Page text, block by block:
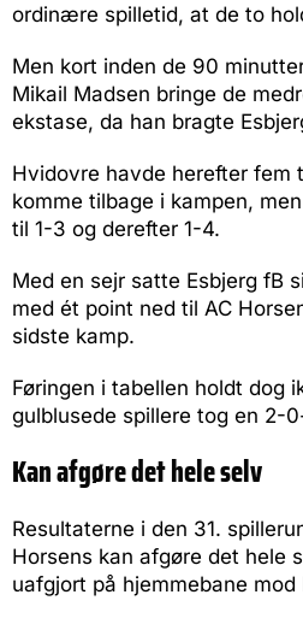
ordinære spilletid, at de to
Men kort inden de 90
Mikail Madsen bringe de
ekstase, da han bragte
Hvidovre havde herefter
komme tilbage i kampen,
til 1-3 og derefter 1-4.
Med en sejr satte Esbjerg fB
med ét point ned til AC
sidste kamp.
Føringen i tabellen holdt dog
gulblusede spillere tog en 2-
Kan afgøre det hele selv
Resultaterne i den 31.
Horsens kan afgøre det hele
uafgjort på hjemmebane mod